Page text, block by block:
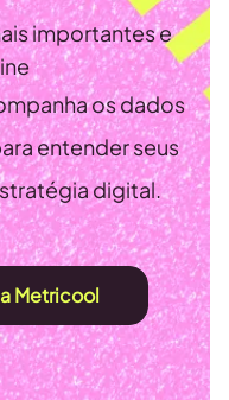
importantes e
os dados
entender seus
digital.
Metricool